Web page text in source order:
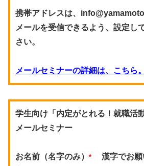
携帯アドレスは、
メールを受信できるよう、設定し
さい。
メールセミナーの詳細は、こちら。
学生向け「内定がとれる！就職活
メールセミナー
お名前（名字のみ） *
漢字でお願